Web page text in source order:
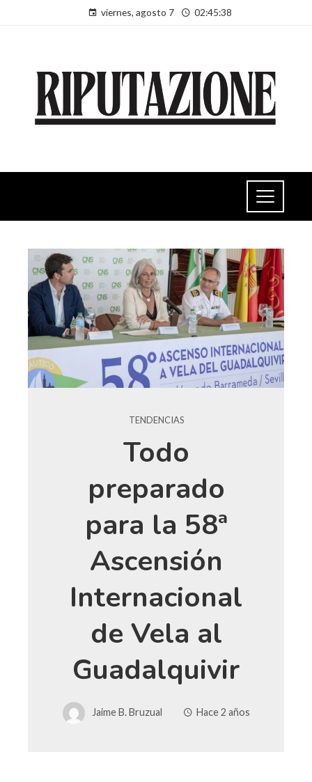
viernes, agosto 7 02:45:39
TENDENCIAS
Todo
preparado
para la 58ª
Ascensión
Internacional
de Vela al
Guadalquivir
Jaime B. Bruzual Hace 2 años